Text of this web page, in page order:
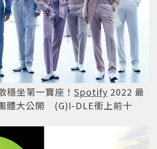
穩坐第一寶座！ Spotify 2022 最
體大公開 (G)I-DLE衝上前十